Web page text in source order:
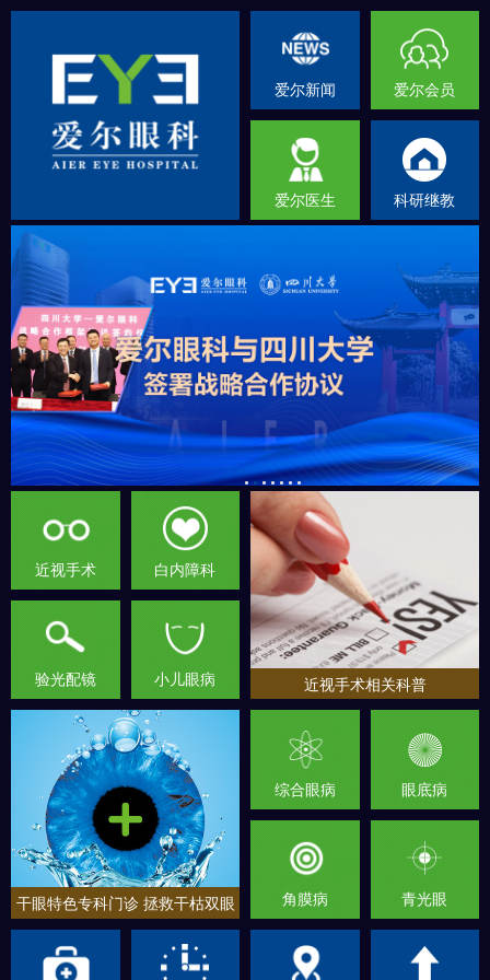
爱尔新闻 爱尔会员
爱尔医生 科研继教
近视手术相关科普
近视手术 白内障科
验光配镜 小儿眼病
干眼特色专科门诊 拯救干枯双眼
综合眼病 眼底病
角膜病 青光眼